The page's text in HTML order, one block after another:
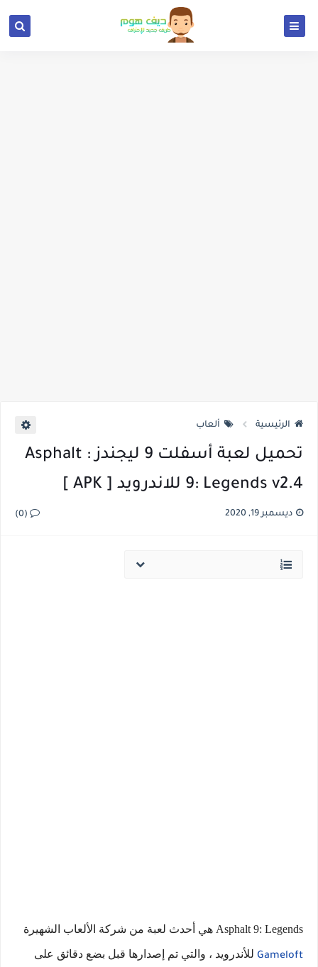
الرئيسية ألعاب
تحميل لعبة أسفلت 9 ليجندز : Asphalt
9: Legends v2.4 للاندرويد [ APK ]
ديسمبر 19, 2020 (0)
Asphalt 9: Legends هي أحدث لعبة من شركة الألعاب الشهيرة
Gameloft للأندرويد ، والتي تم إصدارها قبل بضع دقائق على